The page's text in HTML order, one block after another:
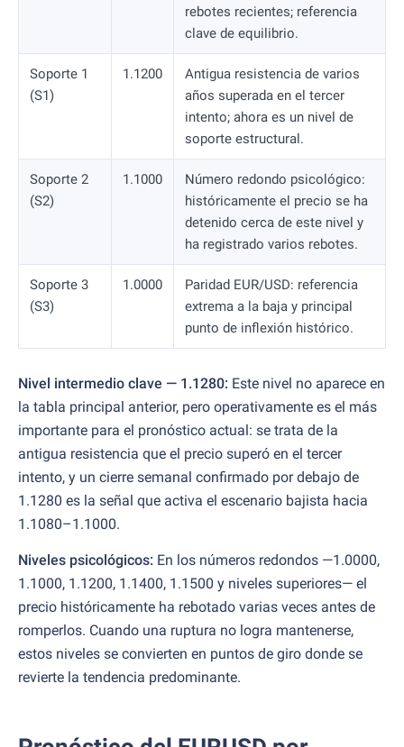
rebotes recientes; referencia
clave de equilibrio.
Soporte 1
(S1)
1.1200
Antigua resistencia de varios
años superada en el tercer
intento; ahora es un nivel de
soporte estructural.
Soporte 2
(S2)
1.1000
Número redondo psicológico:
históricamente el precio se ha
detenido cerca de este nivel y
ha registrado varios rebotes.
Soporte 3
(S3)
1.0000
Paridad EUR/USD: referencia
extrema a la baja y principal
punto de inflexión histórico.
Nivel intermedio clave — 1.1280: Este nivel no aparece en
la tabla principal anterior, pero operativamente es el más
importante para el pronóstico actual: se trata de la
antigua resistencia que el precio superó en el tercer
intento, y un cierre semanal confirmado por debajo de
1.1280 es la señal que activa el escenario bajista hacia
1.1080–1.1000.
Niveles psicológicos: En los números redondos —1.0000,
1.1000, 1.1200, 1.1400, 1.1500 y niveles superiores— el
precio históricamente ha rebotado varias veces antes de
romperlos. Cuando una ruptura no logra mantenerse,
estos niveles se convierten en puntos de giro donde se
revierte la tendencia predominante.